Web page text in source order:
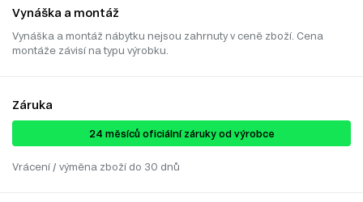
Vynáška a montáž
Vynáška a montáž nábytku nejsou zahrnuty v ceně zboží. Cena
montáže závisí na typu výrobku.
Záruka
24 ​​​​měsíců oficiální záruky od výrobce
Vrácení / výměna zboží do 30 dnů